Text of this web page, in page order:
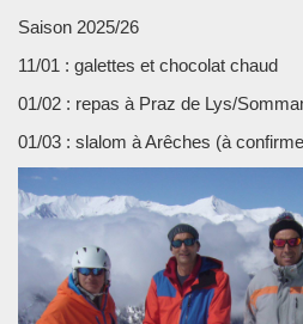
Saison 2025/26
11/01 : galettes et chocolat chaud
01/02 : repas à Praz de Lys/
01/03 : slalom à Arêches (à